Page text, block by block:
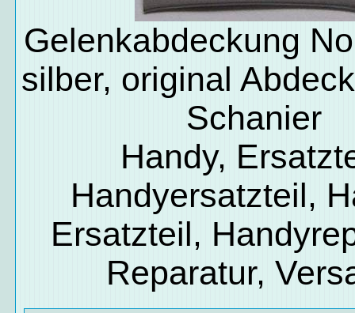
Gelenkabdeckung
silber, original
Schanier
Handy,
Handyersatzteil,
Ersatzteil,
Reparatur,